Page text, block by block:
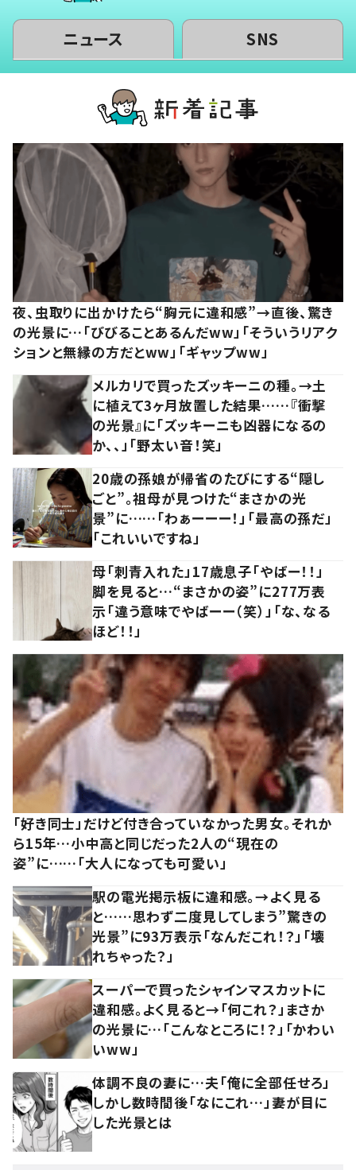
ニュース SNS
夜、虫取りに出かけたら“胸元に違和感”→直後、驚き
の光景に…「びびることあるんだww」「そういうリアク
ションと無縁の方だとww」「ギャップww」
メルカリで買ったズッキーニの種。→土
に植えて3ヶ月放置した結果……『衝撃
の光景』に「ズッキーニも凶器になるの
か、、」「野太い音！笑」
20歳の孫娘が帰省のたびにする“隠し
ごと”。祖母が見つけた“まさかの光
景”に……「わぁーーー！」「最高の孫だ」
「これいいですね」
母「刺青入れた」17歳息子「やばー！！」
脚を見ると…“まさかの姿”に277万表
示「違う意味でやばーー（笑）」「な、なる
ほど！！」
「好き同士」だけど付き合っていなかった男女。それか
ら15年…小中高と同じだった2人の“現在の
姿”に……「大人になっても可愛い」
駅の電光掲示板に違和感。→よく見る
と……思わず二度見してしまう”驚きの
光景”に93万表示「なんだこれ！？」「壊
れちゃった？」
スーパーで買ったシャインマスカットに
違和感。よく見ると→「何これ？」まさか
の光景に…「こんなところに！？」「かわい
いww」
体調不良の妻に…夫「俺に全部任せろ」
しかし数時間後「なにこれ…」妻が目に
した光景とは